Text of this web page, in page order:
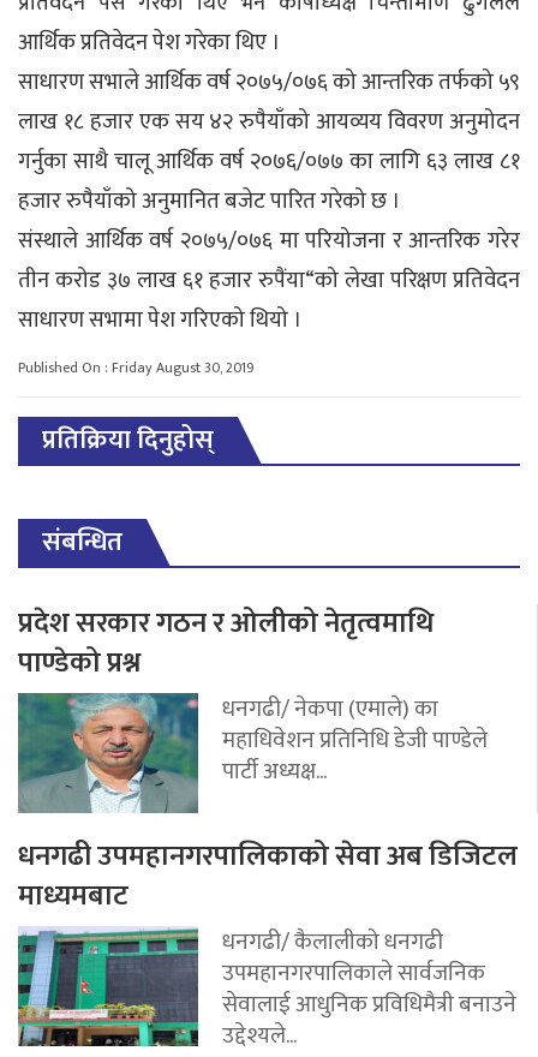
आर्थिक प्रतिवेदन पेश गरेका थिए ।
साधारण सभाले आर्थिक वर्ष २०७५/०७६ को आन्तरिक तर्फको ५९
लाख १८ हजार एक सय ४२ रुपैयाँको आयव्यय विवरण अनुमोदन
गर्नुका साथै चालू आर्थिक वर्ष २०७६/०७७ का लागि ६३ लाख ८१
हजार रुपैयाँको अनुमानित बजेट पारित गरेको छ ।
संस्थाले आर्थिक वर्ष २०७५/०७६ मा परियोजना र आन्तरिक गरेर
तीन करोड ३७ लाख ६१ हजार रुपैंया“को लेखा परिक्षण प्रतिवेदन
साधारण सभामा पेश गरिएको थियो ।
Published On : Friday August 30, 2019
प्रतिक्रिया दिनुहोस्
संबन्धित
प्रदेश सरकार गठन र ओलीको नेतृत्वमाथि
पाण्डेको प्रश्न
धनगढी/ नेकपा (एमाले) का
महाधिवेशन प्रतिनिधि डेजी पाण्डेले
पार्टी अध्यक्ष...
धनगढी उपमहानगरपालिकाको सेवा अब डिजिटल
माध्यमबाट
धनगढी/ कैलालीको धनगढी
उपमहानगरपालिकाले सार्वजनिक
सेवालाई आधुनिक प्रविधिमैत्री बनाउने
उद्देश्यले...